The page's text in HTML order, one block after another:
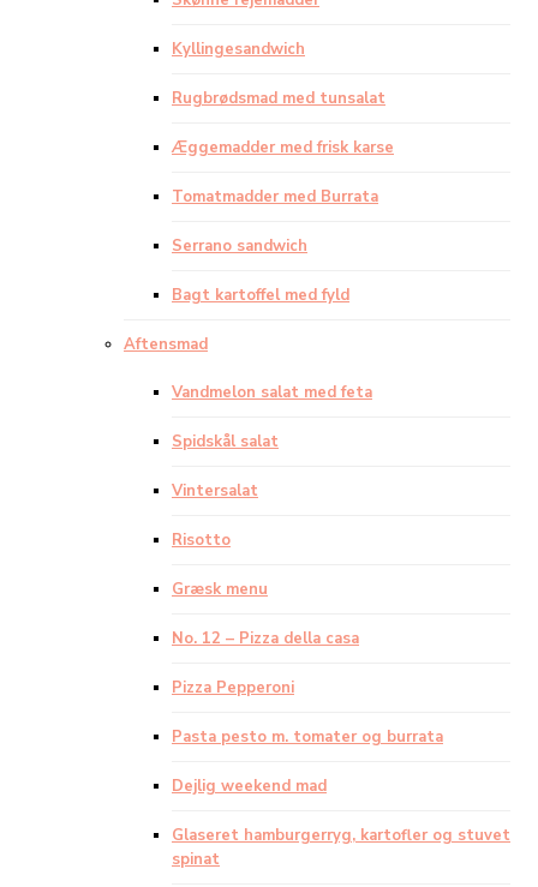
Kyllingesandwich
Rugbrødsmad med tunsalat
Æggemadder med frisk karse
Tomatmadder med Burrata
Serrano sandwich
Bagt kartoffel med fyld
Aftensmad
Vandmelon salat med feta
Spidskål salat
Vintersalat
Risotto
Græsk menu
No. 12 – Pizza della casa
Pizza Pepperoni
Pasta pesto m. tomater og burrata
Dejlig weekend mad
Glaseret hamburgerryg, kartofler og stuvet
spinat